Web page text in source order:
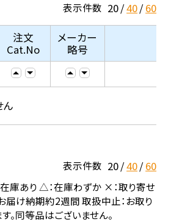
表示件数 20 40 60
注文
Cat.No
メーカー
略号
ん
表示件数 20 40 60
庫あり △：在庫わずか ×：取り寄せ
届け納期約2週間 取扱中止：お取り
。同等品はございません。